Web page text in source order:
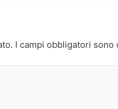
I campi obbligatori sono